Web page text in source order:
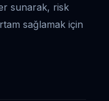
sunarak, risk
sağlamak için